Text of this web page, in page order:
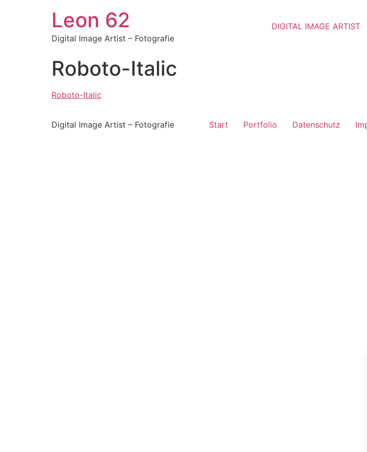
Leon 62
Digital Image Artist – Fotografie
DIGITAL IMAGE ARTIST
Roboto-Italic
Roboto-Italic
Digital Image Artist – Fotografie Start Portfolio Datenschutz